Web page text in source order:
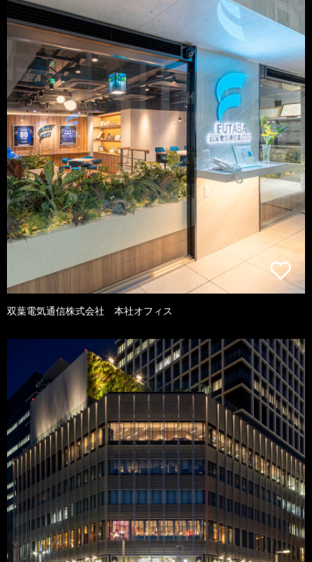
双葉電気通信株式会社 本社オフィス